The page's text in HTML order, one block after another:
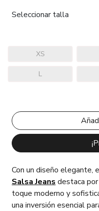
Seleccionar talla
XS
L
Con un diseño elegante,
Salsa Jeans destaca
toque moderno y
una inversión esencial